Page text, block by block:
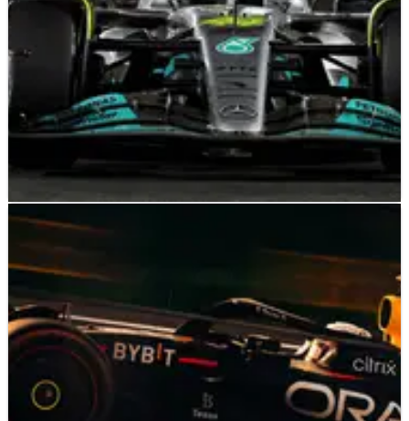
F1 FEATURE
Rating Pembalap dari F1 GP Arab Saudi di
Corniche Jeddah
Redaksi&nbsp;Crash.net menilai bagaimana performa
masing-masing pembalap setelah F1 Grand Prix Arab Saudi
yang mendebarkan.